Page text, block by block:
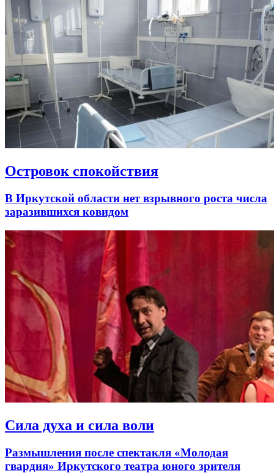
Островок спокойствия
В Иркутской области нет взрывного роста числа
заразившихся ковидом
Сила духа и сила воли
Размышления после спектакля «Молодая
гвардия» Иркутского театра юного зрителя